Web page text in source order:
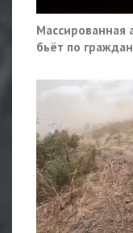
Массированная
бьёт по